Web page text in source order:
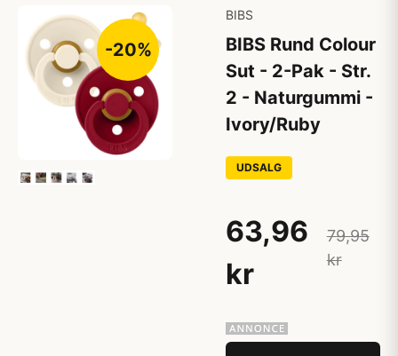
-20%
BIBS
BIBS Rund Colour
Sut - 2-Pak - Str.
2 - Naturgummi -
Ivory/Ruby
UDSALG
63,96
kr
79,95
kr